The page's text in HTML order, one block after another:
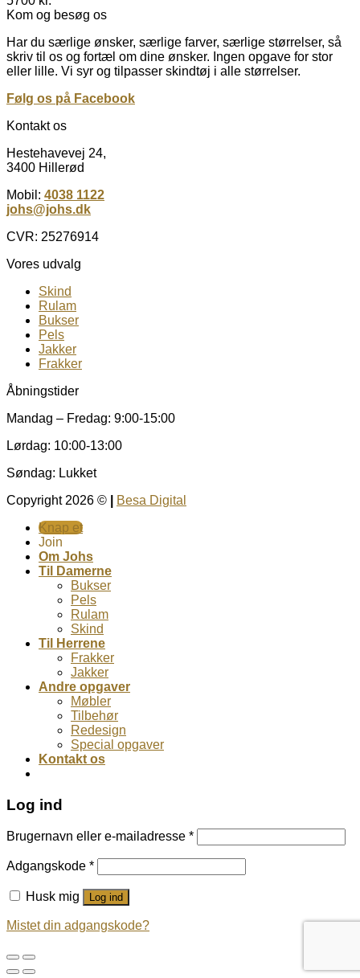
Kom og besøg os
Har du særlige ønsker, særlige farver, særlige størrelser, så
skriv til os og fortæl om dine ønsker. Ingen opgave for stor
eller lille. Vi syr og tilpasser skindtøj i alle størrelser.
Følg os på Facebook
Kontakt os
Hestehavevej 24,
3400 Hillerød
Mobil: 4038 1122
johs@johs.dk
CVR: 25276914
Vores udvalg
Skind
Rulam
Bukser
Pels
Jakker
Frakker
Åbningstider
Mandag – Fredag: 9:00-15:00
Lørdag: 10:00-13:00
Søndag: Lukket
Copyright 2026 ©
Besa Digital
Knap et
Join
Om Johs
Til Damerne
Bukser
Pels
Rulam
Skind
Til Herrene
Frakker
Jakker
Andre opgaver
Møbler
Tilbehør
Redesign
Special opgaver
Kontakt os
Log ind
Brugernavn eller e-mailadresse *
Adgangskode *
Husk mig Log ind
Mistet din adgangskode?